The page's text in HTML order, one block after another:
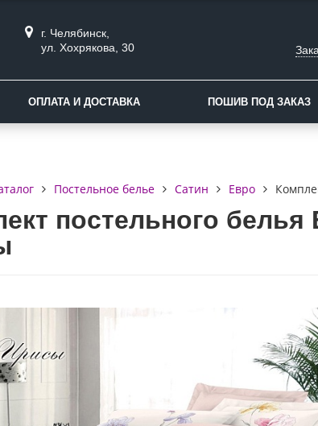
г. Челябинск,
ул. Хохрякова, 30
ОПЛАТА И ДОСТАВКА ПОШИВ ПОД ЗАКАЗ
Постельное белье Сатин Евро
постельного